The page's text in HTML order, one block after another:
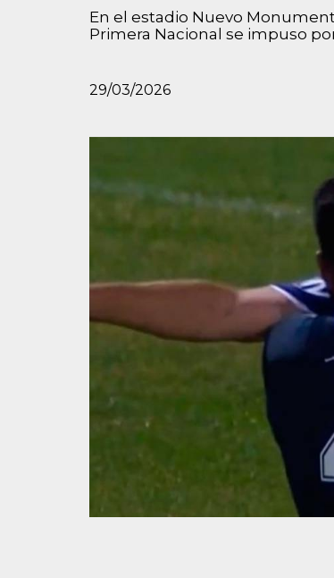
En el estadio Nuevo
Primera Nacional se impuso
29/03/2026